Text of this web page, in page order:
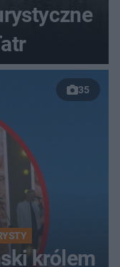
35
królem